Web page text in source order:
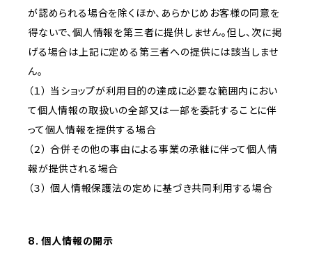
が認められる場合を除くほか、あらかじめお客様の同意を
得ないで、個人情報を第三者に提供しません。但し、次に掲
げる場合は上記に定める第三者への提供には該当しませ
ん。
（１） 当ショップが利用目的の達成に必要な範囲内におい
て個人情報の取扱いの全部又は一部を委託することに伴
って個人情報を提供する場合
（２） 合併その他の事由による事業の承継に伴って個人情
報が提供される場合
（３） 個人情報保護法の定めに基づき共同利用する場合
8. 個人情報の開示